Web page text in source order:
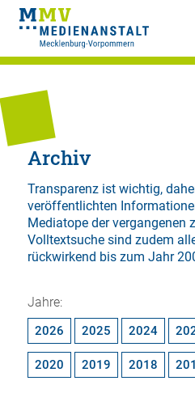
Archiv
Transparenz ist wichtig,
veröffentlichten
Mediatope der vergangenen
Volltextsuchesind zudem
rückwirkend bis zum Jahr
Jahre:
2026 2025 2024
2020 2019 2018